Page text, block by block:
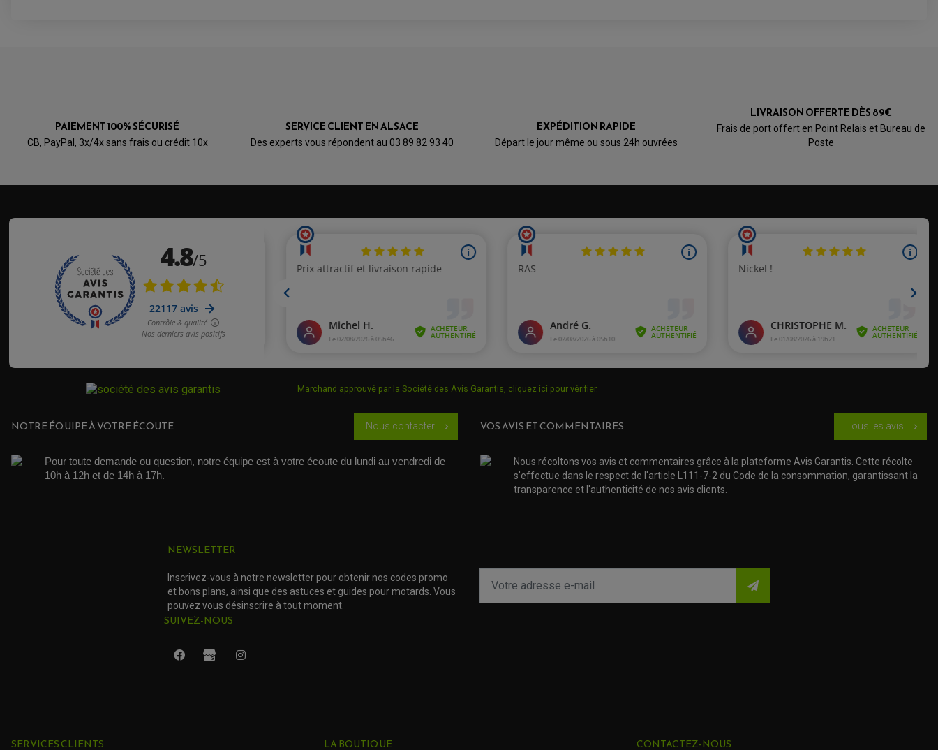
PAIEMENT 100% SÉCURISÉ
CB, PayPal, 3x/4x sans frais ou crédit 10x
SERVICE CLIENT EN ALSACE
Des experts vous répondent au 03 89 82 93 40
EXPÉDITION RAPIDE
Départ le jour même ou sous 24h ouvrées
LIVRAISON OFFERTE DÈS 89€
Frais de port offert en Point Relais et Bureau de
Poste
Marchand approuvé par la Société des Avis Garantis, cliquez ici pour vérifier.
NOTRE ÉQUIPE À VOTRE ÉCOUTE Nous contacter chevron_right
Pour toute demande ou question, notre équipe est à votre écoute du lundi au vendredi de
10h à 12h et de 14h à 17h.
VOS AVIS ET COMMENTAIRES Tous les avis chevron_right
Nous récoltons vos avis et commentaires grâce à la plateforme Avis Garantis. Cette récolte
s'effectue dans le respect de l'article L111-7-2 du Code de la consommation, garantissant la
transparence et l'authenticité de nos avis clients.
NEWSLETTER
Inscrivez-vous à notre newsletter pour obtenir nos codes promo
et bons plans, ainsi que des astuces et guides pour motards. Vous
pouvez vous désinscrire à tout moment.
SUIVEZ-NOUS
SERVICES CLIENTS LA BOUTIQUE CONTACTEZ-NOUS